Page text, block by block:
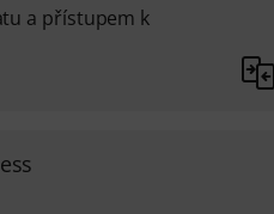
a přístupem k